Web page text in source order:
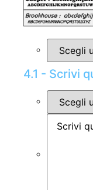
4.1 - Scrivi